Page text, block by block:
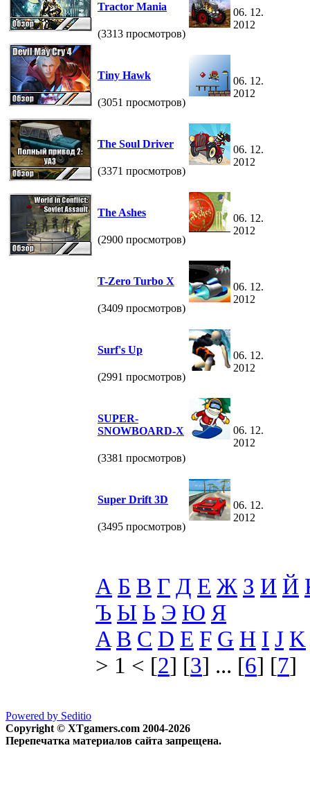
Tractor Mania
(3313 просмотров)
06. 12.
2012
Tiny Hawk
(3051 просмотров)
06. 12.
2012
The Soul Driver
(3371 просмотров)
06. 12.
2012
The Ashes
(2900 просмотров)
06. 12.
2012
T-Zero Turbo X
(3409 просмотров)
06. 12.
2012
Surf's Up
(2991 просмотров)
06. 12.
2012
SUPER-
SNOWBOARD-X
(3381 просмотров)
06. 12.
2012
Super Drift 3D
(3495 просмотров)
06. 12.
2012
А Б В Г Д Е Ж З И Й
Ъ Ы Ь Э Ю Я
A B C D E F G H I J K
> 1 < [2] [3] ... [6] [7]
Powered by Seditio
Copyright © XTgamers.com 2004-2026
Перепечатка материалов сайта запрещена.